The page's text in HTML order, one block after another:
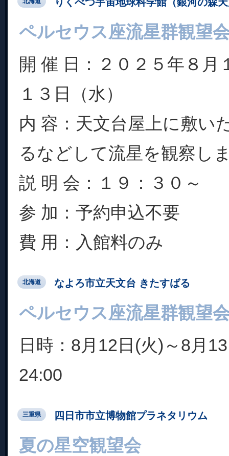
ペルセウス座流星群観望
開 催 日：２０２５年８月
１３日（水）
内 容：天文台屋上に敷い
るなどして流星を観察し
説 明 会：１９：３０～
参 加：予約申込不要
費 用：入館料のみ
北海道 なよろ市立天文台 きたすばる
ペルセウス座流星群観望
日時：8月12日(火)～8月
24:00
三重県 四日市市立博物館プラネタリウム
夏の星空観望会